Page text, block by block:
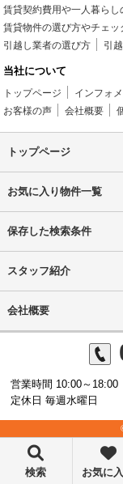
賃貸契約費用や一人暮らし
賃貸物件の選び方やチェッ
引越し業者の選び方
引
当社について
トップページ インフォ
お客様の声
会社概要
トップページ
お気に入り物件一覧
保存した検索条件
スタッフ紹介
会社概要
営業時間 10:00～18:00
定休日 毎週水曜日
検索 お気に